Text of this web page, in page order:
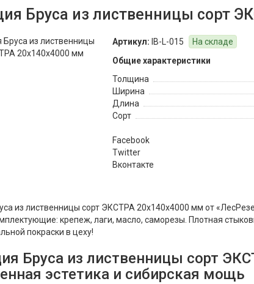
Бруса из лиственницы сорт
Артикул: IB-L-015
На складе
Общие характеристики
Толщина
Ширина
Длина
Сорт
Facebook
Twitter
Вконтакте
из лиственницы сорт ЭКСТРА 20x140x4000 мм от
крепеж, лаги, масло, саморезы. Плотная
покраски в цеху!
Бруса из лиственницы сорт
эстетика и сибирская мощь